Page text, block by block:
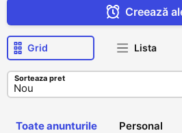
Creează
Grid Lista
Sorteaza pret
Toate anunturile Personal